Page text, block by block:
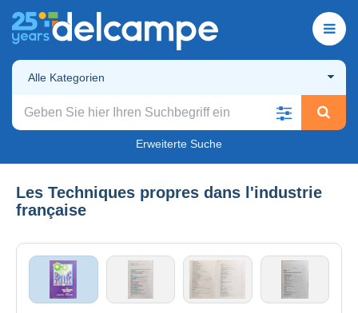
Alle Kategorien
Erweiterte Suche
Les Techniques propres dans l'industrie
française